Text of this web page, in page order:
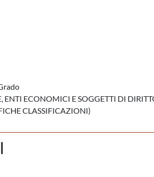
ENTI ECONOMICI E SOGGETTI DI
CLASSIFICAZIONI)